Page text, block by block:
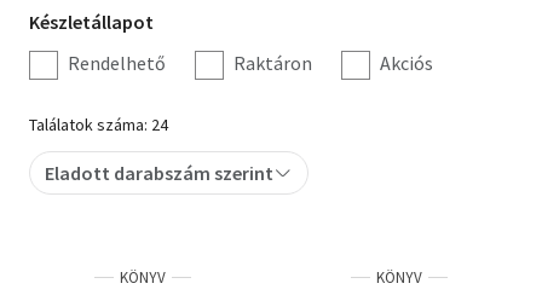
Hobbi, szabadidő
Irodalom
Művészet
Szakkönyv
Tankönyv, segédkönyv
Készletállapot
szűrés
Készletállapot
Rendelhető
Raktáron Akciós
Találatok száma: 24
Eladott darabszám szerint
KÖNYV KÖNYV